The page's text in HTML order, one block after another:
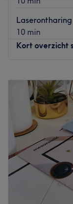
10 min
Kort overzicht
Dinsdag
Woensdag
Donderdag
Vrijdag
Zaterdag
Zondag
Bij de knusse
terecht voor
dan welkom